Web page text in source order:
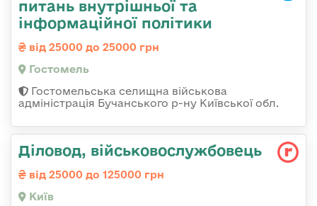
питань внутрішньої та
інформаційної політики
від 25000 до 25000 грн
Гостомель
Гостомельська селищна військова
адміністрація Бучанського р-ну Київської обл.
Діловод, військовослужбовець
від 25000 до 125000 грн
Київ